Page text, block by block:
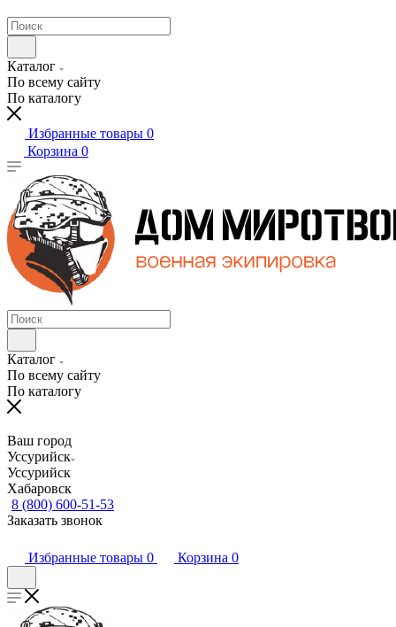
Каталог
По всему сайту
По каталогу
Избранные товары 0
Корзина 0
Каталог
По всему сайту
По каталогу
Ваш город
Уссурийск
Уссурийск
Хабаровск
8 (800) 600-51-53
Заказать звонок
Избранные товары 0 Корзина 0